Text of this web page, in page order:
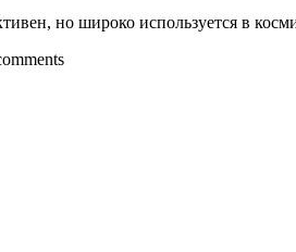
но широко используется в